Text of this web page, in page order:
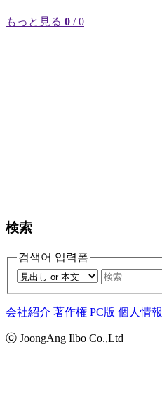
もっと見る 0 / 0
検索
검색어 입력폼
会社紹介 著作権 PC版 個人情報
ⓒ JoongAng Ilbo Co.,Ltd